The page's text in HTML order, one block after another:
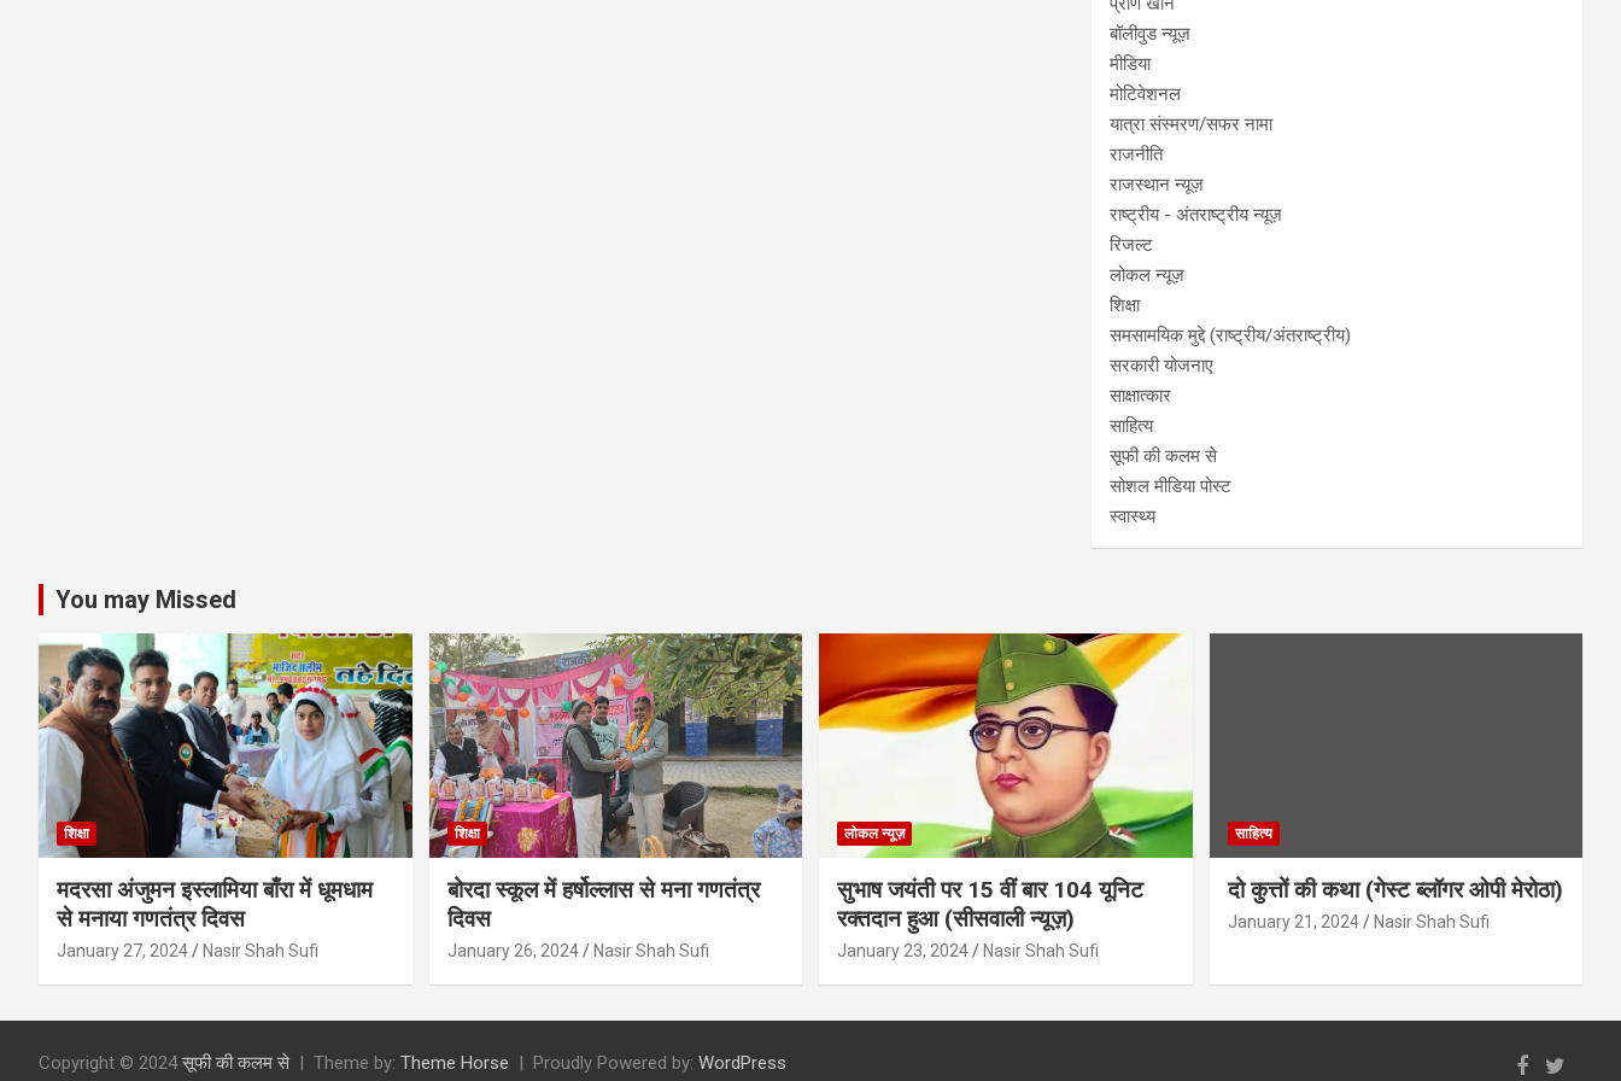
बॉलीवुड न्यूज़
मीडिया
मोटिवेशनल
यात्रा संस्मरण/सफर नामा
राजनीति
राजस्थान न्यूज़
राष्ट्रीय - अंतराष्ट्रीय न्यूज़
रिजल्ट
लोकल न्यूज़
शिक्षा
समसामयिक मुद्दे (राष्ट्रीय/अंतराष्ट्रीय)
सरकारी योजनाए
साक्षात्कार
साहित्य
सूफी की कलम से
सोशल मीडिया पोस्ट
स्वास्थ्य
You may Missed
शिक्षा
मदरसा अंजुमन इस्लामिया बाँरा में धूमधाम
से मनाया गणतंत्र दिवस
January 27, 2024 Nasir Shah Sufi
शिक्षा
बोरदा स्कूल में हर्षोल्लास से मना गणतंत्र
दिवस
January 26, 2024 Nasir Shah Sufi
लोकल न्यूज़
सुभाष जयंती पर 15 वीं बार 104 यूनिट
रक्तदान हुआ (सीसवाली न्यूज़)
January 23, 2024 Nasir Shah Sufi
साहित्य
दो कुत्तों की कथा (गेस्ट ब्लॉगर ओपी मेरोठा)
January 21, 2024 Nasir Shah Sufi
Copyright © 2024सूफी की कलम से Theme by: Theme Horse Proudly Powered by: WordPress